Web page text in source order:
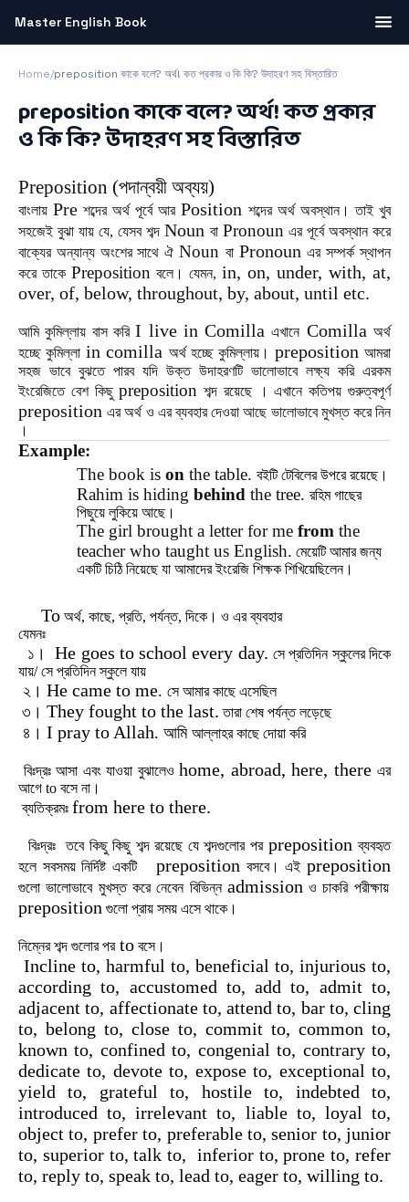
Master English Book
Home/preposition কাকে বলে? অর্থ! কত প্রকার ও কি কি? উদাহরণ সহ বিস্তারিত
preposition কাকে বলে? অর্থ! কত প্রকার
ও কি কি? উদাহরণ সহ বিস্তারিত
Preposition (পদান্বয়ী অব্যয়)
বাংলায় Pre শব্দের অর্থ পূর্বে আর Position শব্দের অর্থ অবস্থান। তাই খুব
সহজেই বুঝা যায় যে, যেসব শব্দ Noun বা Pronoun এর পূর্বে অবস্থান করে
বাক্যের অন্যান্য অংশের সাথে ঐ Noun বা Pronoun এর সম্পর্ক স্থাপন
করে তাকে Preposition বলে। যেমন, in, on, under, with, at,
over, of, below, throughout, by, about, until etc.
আমি কুমিল্লায় বাস করি I live in Comilla এখানে Comilla অর্থ
হচ্ছে কুমিল্লা in comilla অর্থ হচ্ছে কুমিল্লায়। preposition আমরা
সহজ ভাবে বুঝতে পারব যদি উক্ত উদাহরণটি ভালোভাবে লক্ষ্য করি এরকম
ইংরেজিতে বেশ কিছু preposition শব্দ রয়েছে । এখানে কতিপয় গুরুত্বপূর্ণ
preposition এর অর্থ ও এর ব্যবহার দেওয়া আছে ভালোভাবে মুখস্ত করে নিন
।
Example:
The book is on the table. বইটি টেবিলের উপরে রয়েছে।
Rahim is hiding behind the tree. রহিম গাছের
পিছুয়ে লুকিয়ে আছে।
The girl brought a letter for me from the
teacher who taught us English. মেয়েটি আমার জন্য
একটি চিঠি নিয়েছে যা আমাদের ইংরেজি শিক্ষক শিখিয়েছিলেন।
To অর্থ, কাছে, প্রতি, পর্যন্ত, দিকে । ও এর ব্যবহার
যেমনঃ
১।He goes to school every day. সে প্রতিদিন স্কুলের দিকে
যায়/সে প্রতিদিন স্কুলে যায়
২। He came to me. সে আমার কাছে এসেছিল
৩। They fought to the last. তারা শেষ পর্যন্ত লড়েছে
৪। I pray to Allah. আমি আল্লাহর কাছে দোয়া করি
বিঃদ্রঃ আসা এবং যাওয়া বুঝালেও home, abroad, here, there এর
আগে to বসে না।
ব্যতিক্রমঃ from here to there.
বিঃদ্রঃ তবে কিছু কিছু শব্দ রয়েছে যে শব্দগুলোর পর preposition ব্যবহৃত
হলে সবসময় নির্দিষ্ট একটি preposition বসবে। এইpreposition
গুলো ভালোভাবে মুখস্ত করে নেবেন বিভিন্ন admission ও চাকরি পরীক্ষায়
preposition গুলো প্রায় সময় এসে থাকে।
নিম্নের শব্দ গুলোর পরto বসে।
Incline to, harmful to, beneficial to, injurious to,
according to, accustomed to, add to, admit to,
adjacent to, affectionate to, attend to, bar to, cling
to, belong to, close to, commit to, common to,
known to, confined to, congenial to, contrary to,
dedicate to, devote to, expose to, exceptional to,
yield to, grateful to, hostile to, indebted to,
introduced to, irrelevant to, liable to, loyal to,
object to, prefer to, preferable to, senior to, junior
to, superior to, talk to, inferior to, prone to, refer
to, reply to, speak to, lead to, eager to, willing to.